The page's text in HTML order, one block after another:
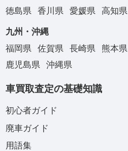
徳島県
香川県 愛媛県 高知県
九州・沖縄
福岡県
佐賀県 長崎県 熊本県
鹿児島県
沖縄県
車買取査定の基礎知識
初心者ガイド
廃車ガイド
用語集